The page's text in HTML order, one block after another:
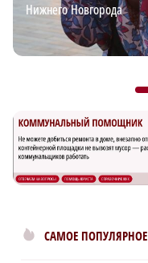
Нижнего Новгорода
САМОЕ ПОПУЛЯРНОЕ